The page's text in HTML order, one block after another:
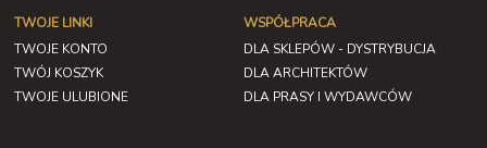
TWOJE LINKI
TWOJE KONTO
TWÓJ KOSZYK
TWOJE ULUBIONE
WSPÓŁPRACA
DLA SKLEPÓW - DYSTRYBUCJA
DLA ARCHITEKTÓW
DLA PRASY I WYDAWCÓW